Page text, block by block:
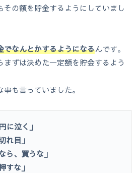
その額を貯金するようにしていまし
でなんとかするようになるんです。
ずは決めた一定額を貯金するよう
も言っていました。
に泣く」
れ目」
ら、買うな」
すな」